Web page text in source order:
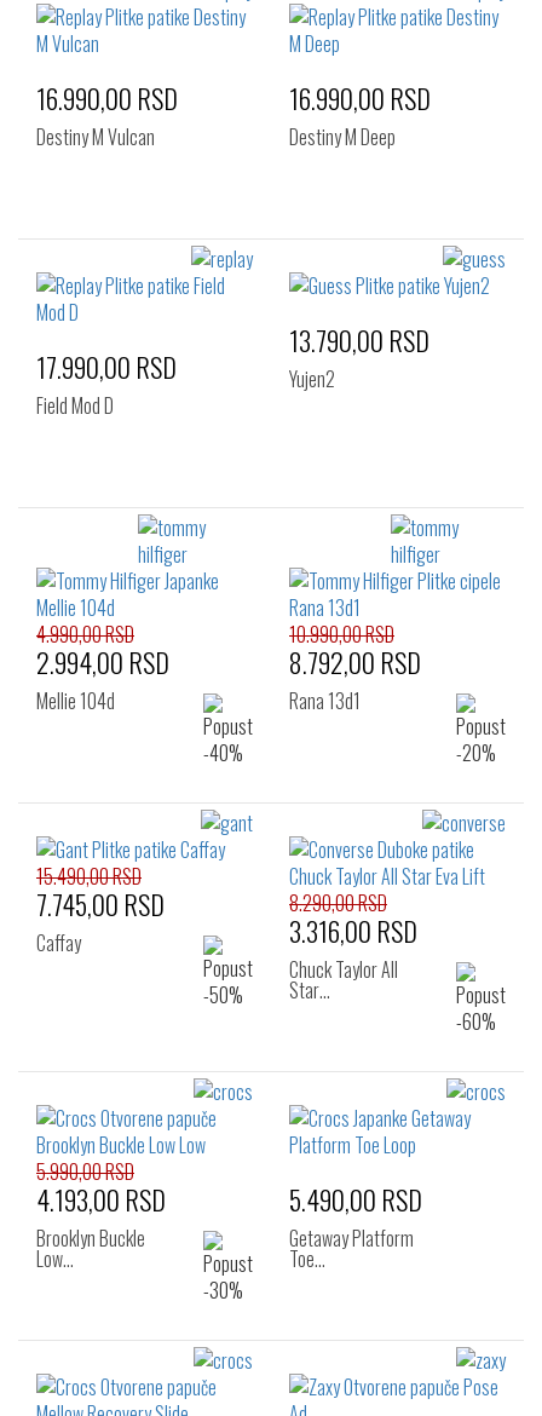
16.990,00 RSD
Destiny M Vulcan
16.990,00 RSD
Destiny M Deep
17.990,00 RSD
Field Mod D
13.790,00 RSD
Yujen2
4.990,00 RSD
2.994,00 RSD
Mellie 104d
10.990,00 RSD
8.792,00 RSD
Rana 13d1
15.490,00 RSD
7.745,00 RSD
Caffay
8.290,00 RSD
3.316,00 RSD
Chuck Taylor All
Star…
5.990,00 RSD
4.193,00 RSD
Brooklyn Buckle
Low…
5.490,00 RSD
Getaway Platform
Toe…